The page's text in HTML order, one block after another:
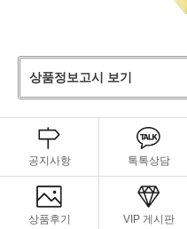
상품정보고시 보기
공지사항 톡톡상담
상품후기 VIP 게시판